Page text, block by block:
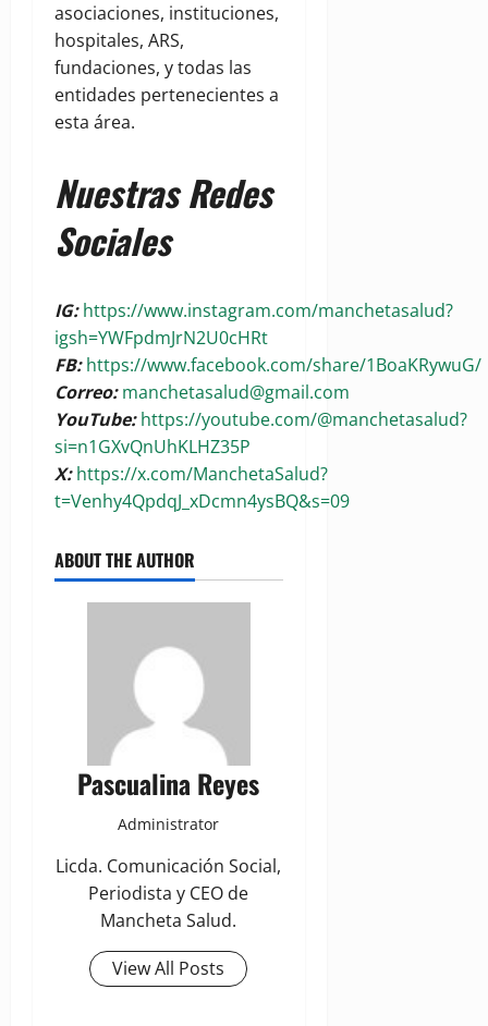
asociaciones, instituciones,
hospitales, ARS,
fundaciones, y todas las
entidades pertenecientes a
esta área.
Nuestras Redes
Sociales
IG:https://www.instagram.com/manchetasalud?
igsh=YWFpdmJrN2U0cHRt
FB:https://www.facebook.com/share/1BoaKRywuG/
Correo:manchetasalud@gmail.com
YouTube: https://youtube.com/@manchetasalud?
si=n1GXvQnUhKLHZ35P
X:https://x.com/ManchetaSalud?
t=Venhy4QpdqJ_xDcmn4ysBQ&s=09
ABOUT THE AUTHOR
Pascualina Reyes
Administrator
Licda. Comunicación Social,
Periodista y CEO de
Mancheta Salud.
View All Posts